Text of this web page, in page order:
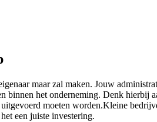
maar zal maken. Jouw
het onderneming. Denk hierbij
moeten worden.Kleine
een juiste investering.